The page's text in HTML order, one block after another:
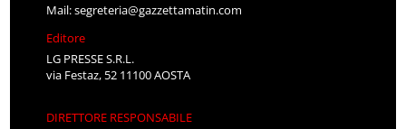
Mail:segreteria@gazzettamatin.com
Editore
LG PRESSE S.R.L.
via Festaz, 52 11100 AOSTA
DIRETTORE RESPONSABILE